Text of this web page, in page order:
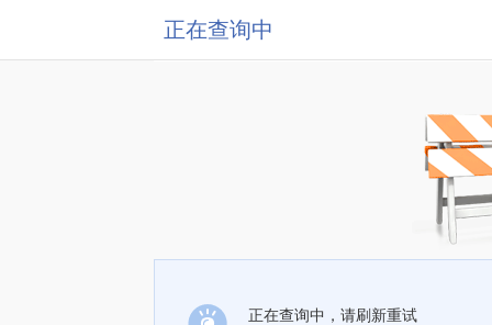
正在查询中
正在查询中，请刷新重试